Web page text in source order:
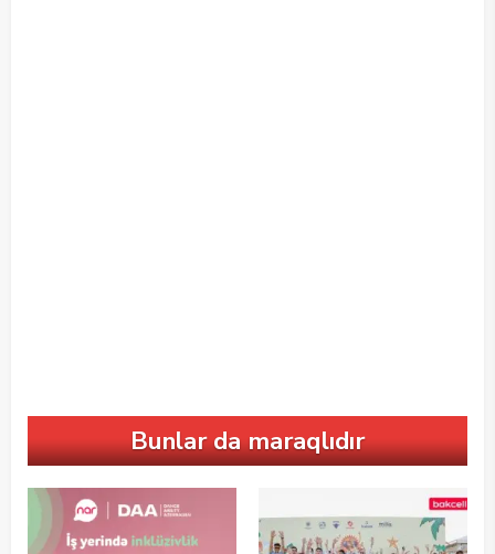
Bunlar da maraqlıdır